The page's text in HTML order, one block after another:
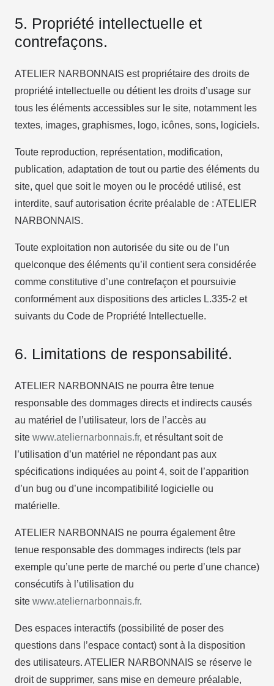
5. Propriété intellectuelle et
contrefaçons.
ATELIER NARBONNAIS est propriétaire des droits de
propriété intellectuelle ou détient les droits d’usage sur
tous les éléments accessibles sur le site, notamment les
textes, images, graphismes, logo, icônes, sons, logiciels.
Toute reproduction, représentation, modification,
publication, adaptation de tout ou partie des éléments du
site, quel que soit le moyen ou le procédé utilisé, est
interdite, sauf autorisation écrite préalable de : ATELIER
NARBONNAIS.
Toute exploitation non autorisée du site ou de l’un
quelconque des éléments qu’il contient sera considérée
comme constitutive d’une contrefaçon et poursuivie
conformément aux dispositions des articles L.335-2 et
suivants du Code de Propriété Intellectuelle.
6. Limitations de responsabilité.
ATELIER NARBONNAIS ne pourra être tenue
responsable des dommages directs et indirects causés
au matériel de l’utilisateur, lors de l’accès au
site www.ateliernarbonnais.fr, et résultant soit de
l’utilisation d’un matériel ne répondant pas aux
spécifications indiquées au point 4, soit de l’apparition
d’un bug ou d’une incompatibilité logicielle ou
matérielle.
ATELIER NARBONNAIS ne pourra également être
tenue responsable des dommages indirects (tels par
exemple qu’une perte de marché ou perte d’une chance)
consécutifs à l’utilisation du
site www.ateliernarbonnais.fr.
Des espaces interactifs (possibilité de poser des
questions dans l’espace contact) sont à la disposition
des utilisateurs. ATELIER NARBONNAIS se réserve le
droit de supprimer, sans mise en demeure préalable,